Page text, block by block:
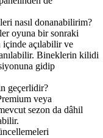
nasıl donanabilirim?
oyuna bir sonraki
açılabilir ve
Bineklerin kilidi
gidip
geçerlidir?
veya
sezon da dâhil